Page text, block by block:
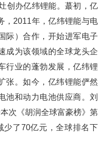
创办亿纬锂能。蕞初，亿
，2011年，亿纬锂能与电
际）合作，开始进军电子
成为该领域的全球龙头企
行业的蓬勃发展，亿纬锂
张。如今，亿纬锂能俨然
池和动力电池供应商。刘
次《胡润全球富豪榜》第
少了70亿元，全球排名下